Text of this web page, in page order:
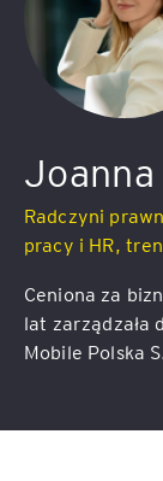
Joanna
Radczyni
pracy i HR,
Ceniona za
lat zarządzała
Mobile Polska